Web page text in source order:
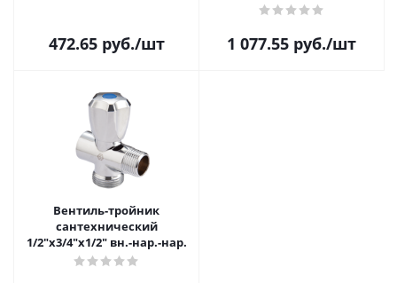
472.65руб./шт 1 077.55 руб./шт
Вентиль-тройник
сантехнический
1/2"x3/4"x1/2" вн.-нар.-нар.